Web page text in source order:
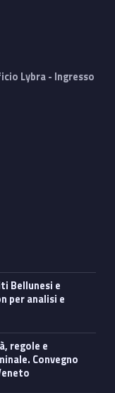
Lybra - Ingresso
per analisi e
Convegno